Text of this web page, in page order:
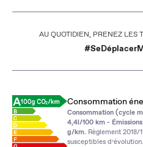
AU QUOTIDIEN, PRENEZ LES
Consommation
Consommation (cycle
4,4l/100 km -
g/km. Règlement 2018/
susceptibles